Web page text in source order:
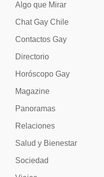
Algo que Mirar
Chat Gay Chile
Contactos Gay
Directorio
Horóscopo Gay
Magazine
Panoramas
Relaciones
Salud y Bienestar
Sociedad